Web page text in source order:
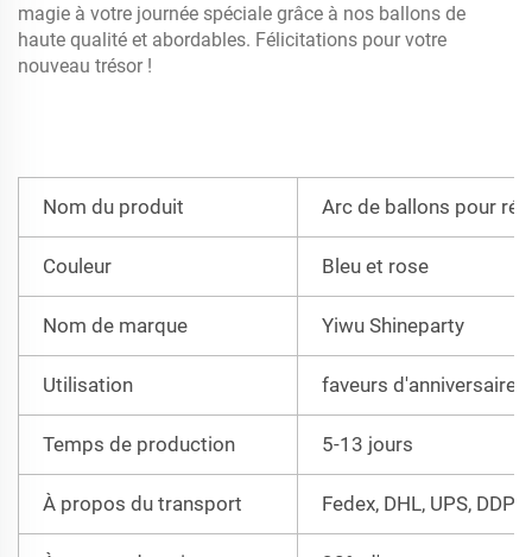
magie à votre journée spéciale grâce à nos ballons de
haute qualité et abordables. Félicitations pour votre
nouveau trésor !
Nom du produit Arc de ballons pour
Couleur Bleu et rose
Nom de marque Yiwu Shineparty
Utilisation faveurs d'anniversaire
Temps de production 5-13 jours
À propos du transport Fedex, DHL, UPS, DDP